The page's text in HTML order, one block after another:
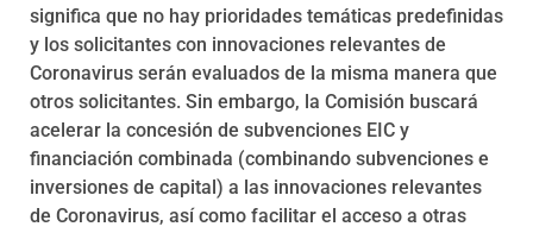
significa que no hay prioridades temáticas predefinidas
y los solicitantes con innovaciones relevantes de
Coronavirus serán evaluados de la misma manera que
otros solicitantes. Sin embargo, la Comisión buscará
acelerar la concesión de subvenciones EIC y
financiación combinada (combinando subvenciones e
inversiones de capital) a las innovaciones relevantes
de Coronavirus, así como facilitar el acceso a otras